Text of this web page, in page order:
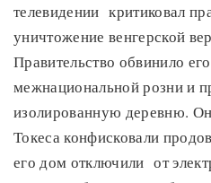
телевидении критиковал
уничтожение венгерской
Правительство обвинило
межнациональной розни и
изолированную деревню. Он
Токеса конфисковали
его дом отключили от